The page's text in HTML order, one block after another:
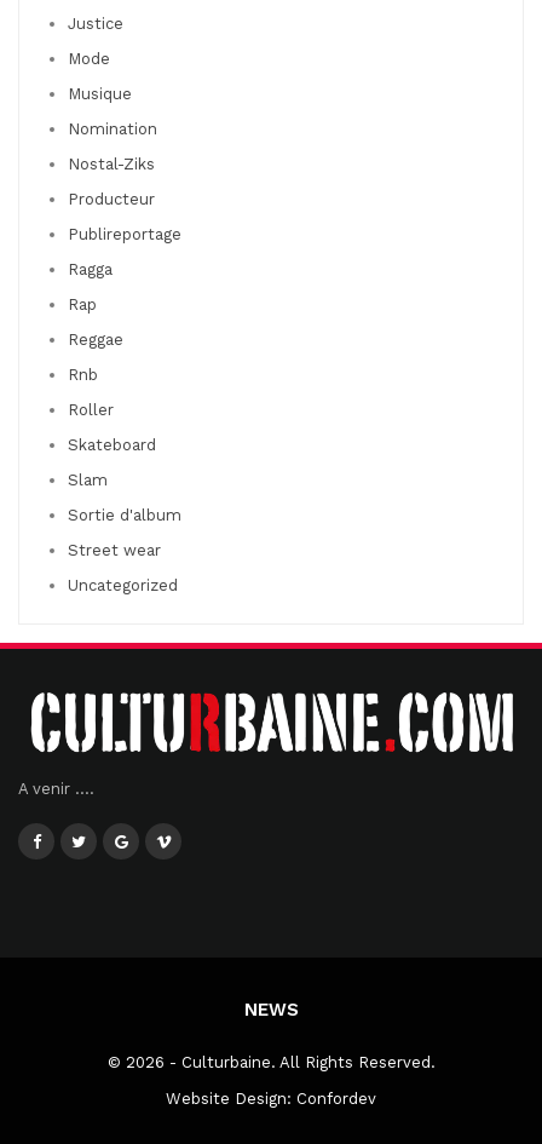
Justice
Mode
Musique
Nomination
Nostal-Ziks
Producteur
Publireportage
Ragga
Rap
Reggae
Rnb
Roller
Skateboard
Slam
Sortie d'album
Street wear
Uncategorized
A venir ....
NEWS
© 2026 - Culturbaine. All Rights Reserved.
Website Design: Confordev